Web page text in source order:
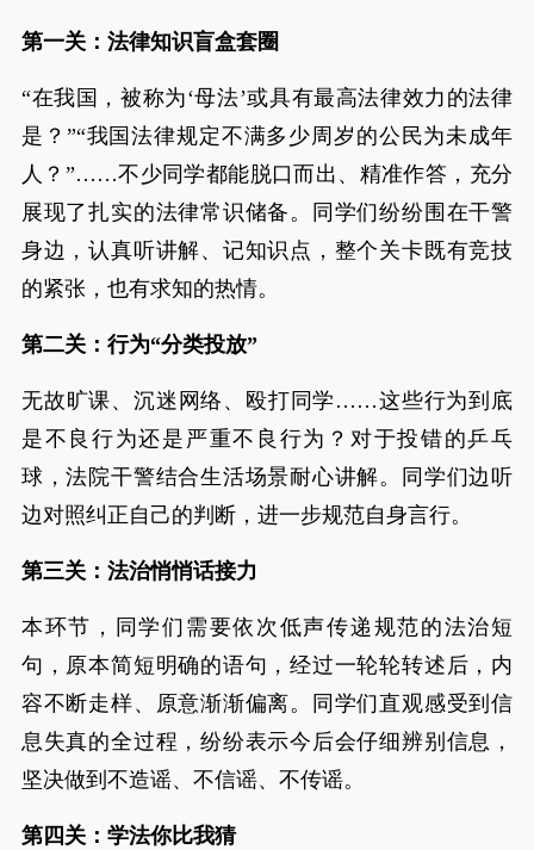
第一关：法律知识盲盒套圈
“在我国，被称为‘母法’或具有最高法律效力的法律
是？”“我国法律规定不满多少周岁的公民为未成年
人？”……不少同学都能脱口而出、精准作答，充分
展现了扎实的法律常识储备。同学们纷纷围在干警
身边，认真听讲解、记知识点，整个关卡既有竞技
的紧张，也有求知的热情。
第二关：行为“分类投放”
无故旷课、沉迷网络、殴打同学……这些行为到底
是不良行为还是严重不良行为？对于投错的乒乓
球，法院干警结合生活场景耐心讲解。同学们边听
边对照纠正自己的判断，进一步规范自身言行。
第三关：法治悄悄话接力
本环节，同学们需要依次低声传递规范的法治短
句，原本简短明确的语句，经过一轮轮转述后，内
容不断走样、原意渐渐偏离。同学们直观感受到信
息失真的全过程，纷纷表示今后会仔细辨别信息，
坚决做到不造谣、不信谣、不传谣。
第四关：学法你比我猜